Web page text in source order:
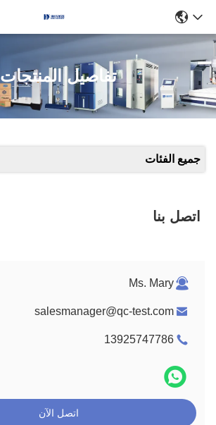
تفاصيل المنتجات
جميع الفئات
اتصل بنا
Ms. Mary
salesmanager@qc-test.com
13925747786
اتصل الآن